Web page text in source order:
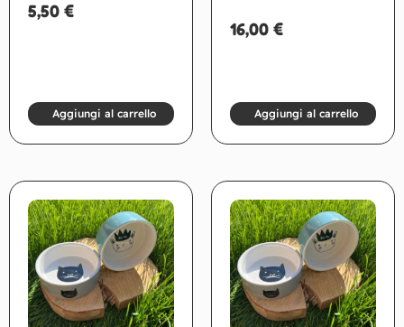
5,50 €
Aggiungi al carrello
16,00 €
Aggiungi al carrello